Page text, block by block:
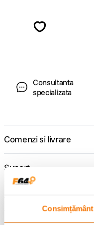
Consimțământ
Consultanta
specializata
Comenzi si livrare
Suport
Service si garantii